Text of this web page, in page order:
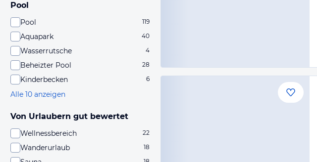
Pool
Pool 119
Aquapark 40
Wasserrutsche 4
Beheizter Pool 28
Kinderbecken 6
Alle 10 anzeigen
Von Urlaubern gut bewertet
Wellnessbereich 22
Wanderurlaub 18